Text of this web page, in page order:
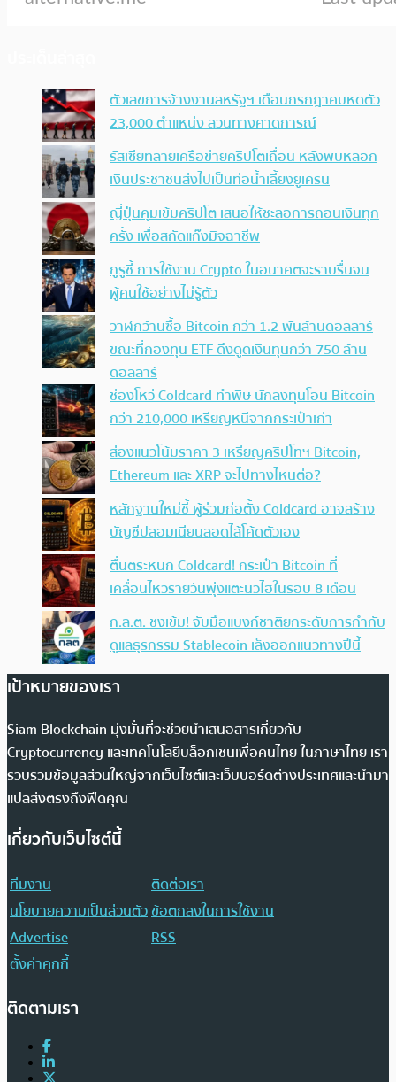
ตัวเลขการจ้างงานสหรัฐฯ เดือนกรกฎาคมหดตัว
23,000 ตำแหน่ง สวนทางคาดการณ์
รัสเซียทลายเครือข่ายคริปโตเถื่อน หลังพบหลอก
เงินประชาชนส่งไปเป็นท่อน้ำเลี้ยงยูเครน
ญี่ปุ่นคุมเข้มคริปโต เสนอให้ชะลอการถอนเงินทุก
ครั้ง เพื่อสกัดแก๊งมิจฉาชีพ
กูรูชี้ การใช้งาน Crypto ในอนาคตจะราบรื่นจน
ผู้คนใช้อย่างไม่รู้ตัว
วาฬกว้านซื้อ Bitcoin กว่า 1.2 พันล้านดอลลาร์
ขณะที่กองทุน ETF ดึงดูดเงินทุนกว่า 750 ล้าน
ดอลลาร์
ช่องโหว่ Coldcard ทำพิษ นักลงทุนโอน Bitcoin
กว่า 210,000 เหรียญหนีจากกระเป๋าเก่า
ส่องแนวโน้มราคา 3 เหรียญคริปโทฯ Bitcoin,
Ethereum และ XRP จะไปทางไหนต่อ?
หลักฐานใหม่ชี้ ผู้ร่วมก่อตั้ง Coldcard อาจสร้าง
บัญชีปลอมเนียนสอดไส้โค้ดตัวเอง
ตื่นตระหนก Coldcard! กระเป๋า Bitcoin ที่
เคลื่อนไหวรายวันพุ่งแตะนิวไฮในรอบ 8 เดือน
ก.ล.ต. ชงเข้ม! จับมือแบงก์ชาติยกระดับการกำกับ
ดูแลธุรกรรม Stablecoin เล็งออกแนวทางปีนี้
เป้าหมายของเรา
Siam Blockchain มุ่งมั่นที่จะช่วยนำเสนอสารเกี่ยวกับ
Cryptocurrency และเทคโนโลยีบล็อกเชนเพื่อคนไทย ในภาษาไทย เรา
รวบรวมข้อมูลส่วนใหญ่จากเว็บไซต์และเว็บบอร์ดต่างประเทศและนำมา
แปลส่งตรงถึงฟีดคุณ
เกี่ยวกับเว็บไซต์นี้
ทีมงาน
ติดต่อเรา
นโยบายความเป็นส่วนตัวข้อตกลงในการใช้งาน
Advertise
RSS
ตั้งค่าคุกกี้
ติดตามเรา